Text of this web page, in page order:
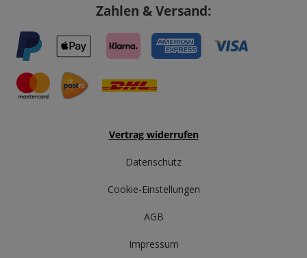
Zahlen & Versand:
Vertrag widerrufen
Datenschutz
Cookie-Einstellungen
AGB
Impressum